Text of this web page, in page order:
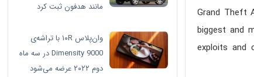
Grand Theft
biggest and
exploits and
مانند هدفون ثبت کرد
وان‌پلاس ۱۰R با تراشه‌ی
Dimensity 9000 در سه ماه
دوم ۲۰۲۲ عرضه می‌شود